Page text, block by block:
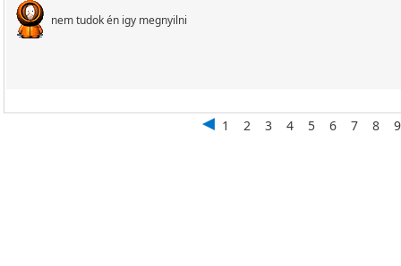
nem tudok én igy megnyilni
1 2 3 4 5 6 7 8 9